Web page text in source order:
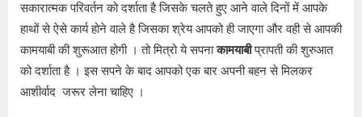
सकारात्मक परिवर्तन को दर्शाता है जिसके चलते हुए आने वाले दिनों में आपके
हाथों से ऐसे कार्य होने वाले है जिसका श्रेय आपको ही जाएगा और वही से आपकी
कामयाबी की शुरूआत होगी । तो मित्रो ये सपनाकामयाबीप्रापती की शुरुआत
को दर्शाता है । इस सपने के बाद आपको एक बार अपनी बहन से मिलकर
आशीर्वाद जरूर लेना चाहिए ।